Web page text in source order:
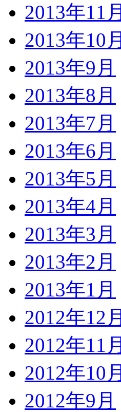
2013年11月
2013年10月
2013年9月
2013年8月
2013年7月
2013年6月
2013年5月
2013年4月
2013年3月
2013年2月
2013年1月
2012年12月
2012年11月
2012年10月
2012年9月